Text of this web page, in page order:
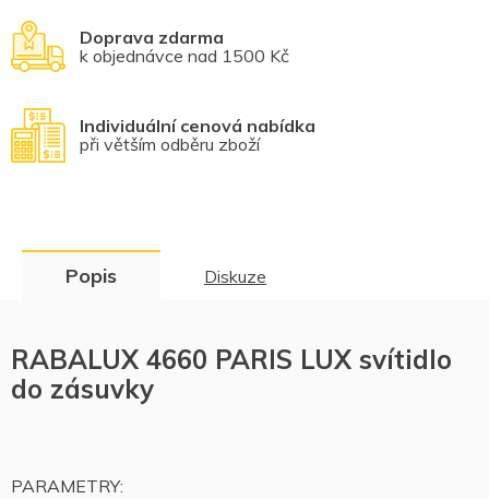
Doprava zdarma
k objednávce nad 1500 Kč
Individuální cenová nabídka
při větším odběru zboží
Popis Diskuze
RABALUX 4660 PARIS LUX svítidlo
do zásuvky
PARAMETRY: